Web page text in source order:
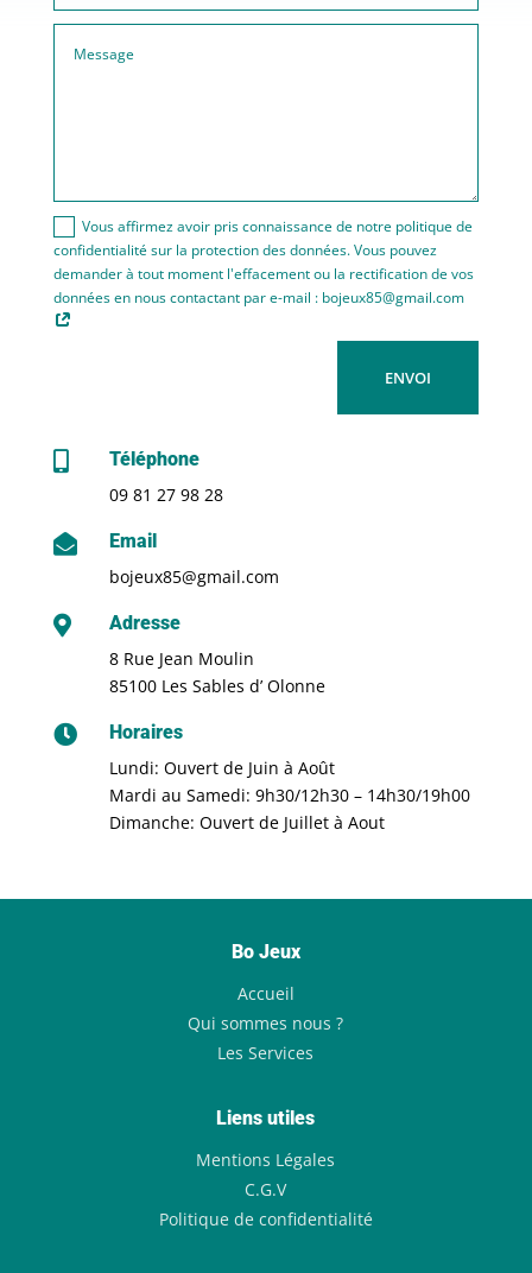
Vous affirmez avoir pris connaissance de notre politique de
confidentialité sur la protection des données. Vous pouvez
demander à tout moment l'effacement ou la rectification de vos
données en nous contactant par e-mail : bojeux85@gmail.com
ENVOI

Téléphone
09 81 27 98 28

Email
bojeux85@gmail.com

Adresse
8 Rue Jean Moulin
85100 Les Sables d’ Olonne

Horaires
Lundi: Ouvert de Juin à Août
Mardi au Samedi: 9h30/12h30 – 14h30/19h00
Dimanche: Ouvert de Juillet à Aout
Bo Jeux
Accueil
Qui sommes nous ?
Les Services
Liens utiles
Mentions Légales
C.G.V
Politique de confidentialité